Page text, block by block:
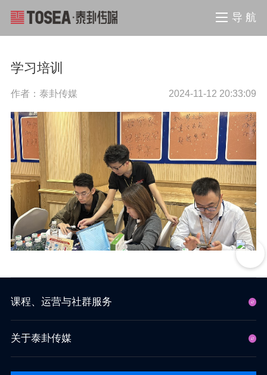
导 航
学习培训
作者：泰卦传媒 2024-11-12 20:33:09
课程、运营与社群服务
关于泰卦传媒